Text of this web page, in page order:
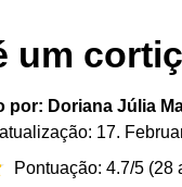
um
por: Doriana Júlia
17.
Pontuação: 4.7/5 (28